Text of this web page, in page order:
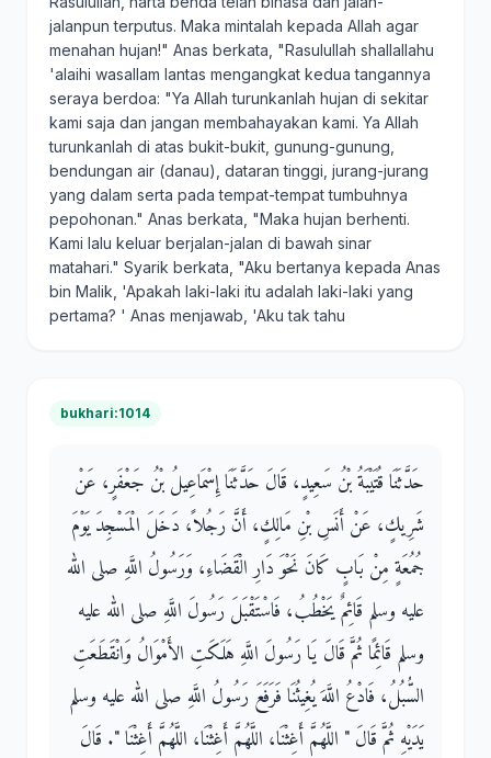
jalanpun terputus. Maka mintalah kepada Allah agar
menahan hujan!" Anas berkata, "Rasulullah shallallahu
'alaihi wasallam lantas mengangkat kedua tangannya
seraya berdoa: "Ya Allah turunkanlah hujan di sekitar
kami saja dan jangan membahayakan kami. Ya Allah
turunkanlah di atas bukit-bukit, gunung-gunung,
bendungan air (danau), dataran tinggi, jurang-jurang
yang dalam serta pada tempat-tempat tumbuhnya
pepohonan." Anas berkata, "Maka hujan berhenti.
Kami lalu keluar berjalan-jalan di bawah sinar
matahari." Syarik berkata, "Aku bertanya kepada Anas
bin Malik, 'Apakah laki-laki itu adalah laki-laki yang
pertama? ' Anas menjawab, 'Aku tak tahu
bukhari:1014
حَدَّثَنَا قُتَيْبَةُ بْنُ سَعِيدٍ، قَالَ حَدَّثَنَا إِسْمَاعِيلُ بْنُ جَعْفَرٍ، عَنْ
شَرِيكٍ، عَنْ أَنَسِ بْنِ مَالِكٍ، أَنَّ رَجُلاً، دَخَلَ الْمَسْجِدَ يَوْمَ
جُمُعَةٍ مِنْ بَابٍ كَانَ نَحْوَ دَارِ الْقَضَاءِ، وَرَسُولُ اللَّهِ صلى الله
عليه وسلم قَائِمٌ يَخْطُبُ، فَاسْتَقْبَلَ رَسُولَ اللَّهِ صلى الله عليه
وسلم قَائِمًا ثُمَّ قَالَ يَا رَسُولَ اللَّهِ هَلَكَتِ الأَمْوَالُ وَانْقَطَعَتِ
السُّبُلُ، فَادْعُ اللَّهَ يُغِيثُنَا فَرَفَعَ رَسُولُ اللَّهِ صلى الله عليه وسلم
يَدَيْهِ ثُمَّ قَالَ ‏"‏ اللَّهُمَّ أَغِثْنَا، اللَّهُمَّ أَغِثْنَا، اللَّهُمَّ أَغِثْنَا ‏"‏‏.‏ قَالَ